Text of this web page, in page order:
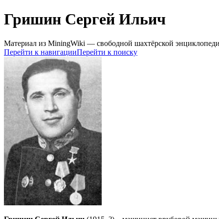
Гришин Сергей Ильич
Материал из MiningWiki — свободной шахтёрской
Перейти к навигацииПерейти к поиску